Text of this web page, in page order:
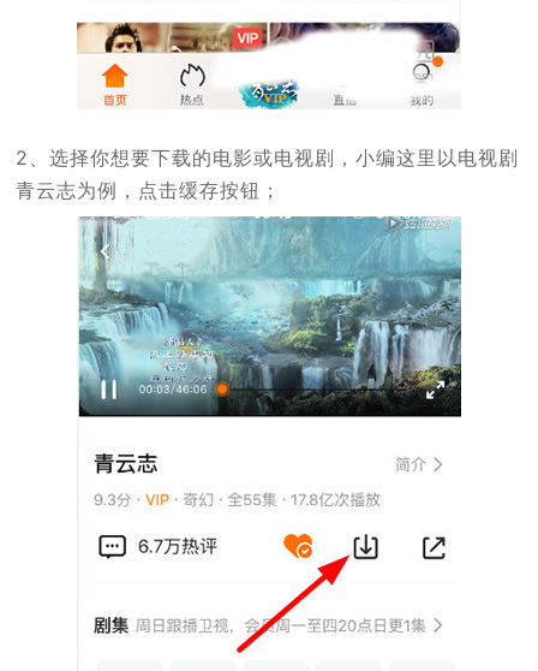
2、选择你想要下载的电影或电视剧，小编这里以电视剧
青云志为例，点击缓存按钮；